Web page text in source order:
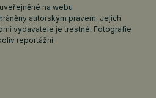
na webu
autorským právem. Jejich
vydavatele je trestné. Fotografie
reportážní.